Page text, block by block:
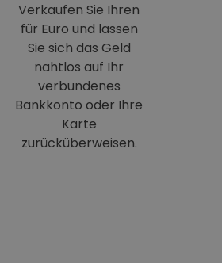
Verkaufen Sie Ihren
für Euro und lassen
Sie sich das Geld
nahtlos auf Ihr
verbundenes
Bankkonto oder Ihre
Karte
zurücküberweisen.